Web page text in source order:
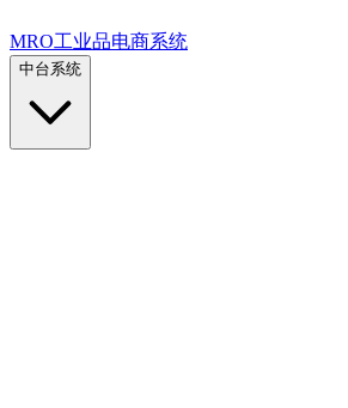
MRO工业品电商系统
中台系统